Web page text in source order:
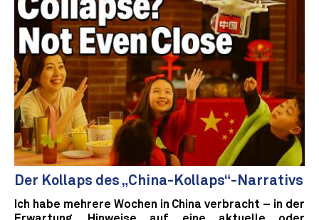
Der Kollaps des „China-Kollaps“-Narrativs
Ich habe mehrere Wochen in China verbracht – in der